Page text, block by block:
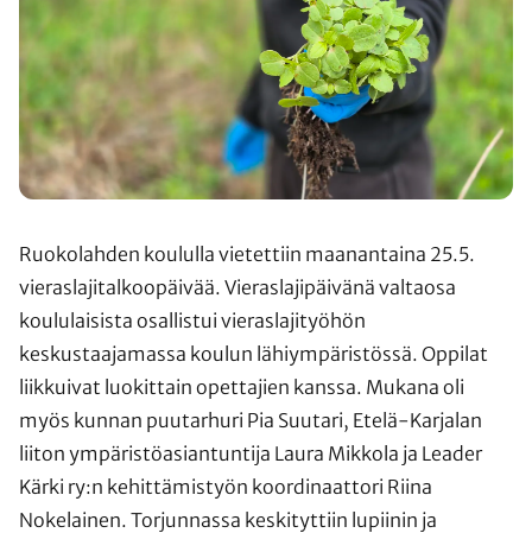
Ruokolahden koululla vietettiin maanantaina 25.5.
vieraslajitalkoopäivää. Vieraslajipäivänä valtaosa
koululaisista osallistui vieraslajityöhön
keskustaajamassa koulun lähiympäristössä. Oppilat
liikkuivat luokittain opettajien kanssa. Mukana oli
myös kunnan puutarhuri Pia Suutari, Etelä-Karjalan
liiton ympäristöasiantuntija Laura Mikkola ja Leader
Kärki ry:n kehittämistyön koordinaattori Riina
Nokelainen. Torjunnassa keskityttiin lupiinin ja